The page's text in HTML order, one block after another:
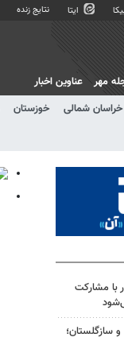
ایتا نتایج زنده
خراسان شمالی خوزستان
مهر عناوین اخبار
با مشارکت
سازگلستان؛